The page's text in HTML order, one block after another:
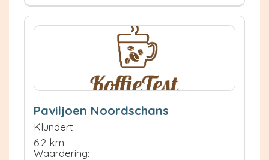
Paviljoen Noordschans
Klundert
6.2 km
Waardering: